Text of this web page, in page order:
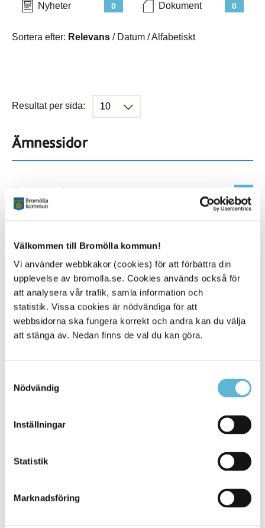
Välkommen till Bromölla kommun!
Vi använder webbkakor (cookies) för att förbättra din
upplevelse av bromolla.se. Cookies används också för
att analysera vår trafik, samla information och
statistik. Vissa cookies är nödvändiga för att
webbsidorna ska fungera korrekt och andra kan du välja
att stänga av. Nedan finns de val du kan göra.
Nödvändig
Inställningar
Statistik
Marknadsföring
0
Nyheter 0
Dokument
Sortera efter: Relevans / Datum /Alfabetiskt
Resultat per sida:
Ämnessidor
Hela webbplatsen
273
Alla platser
KONTAKT
Besöksadress
Box 18, 295 21 Bromölla